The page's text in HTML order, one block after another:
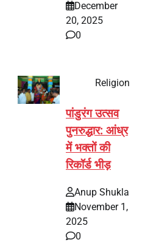
December
20, 2025
0
Religion
पांडुरंग उत्सव
पुनरुद्धार: आंध्र
में भक्तों की
रिकॉर्ड भीड़
Anup Shukla
November 1,
2025
0